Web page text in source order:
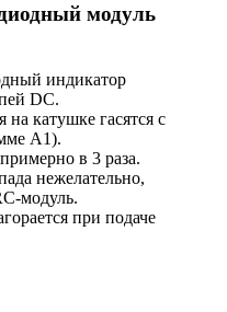
модуль
индикатор
DC.
катушке гасятся с
А1).
в 3 раза.
нежелательно,
модуль.
при подаче